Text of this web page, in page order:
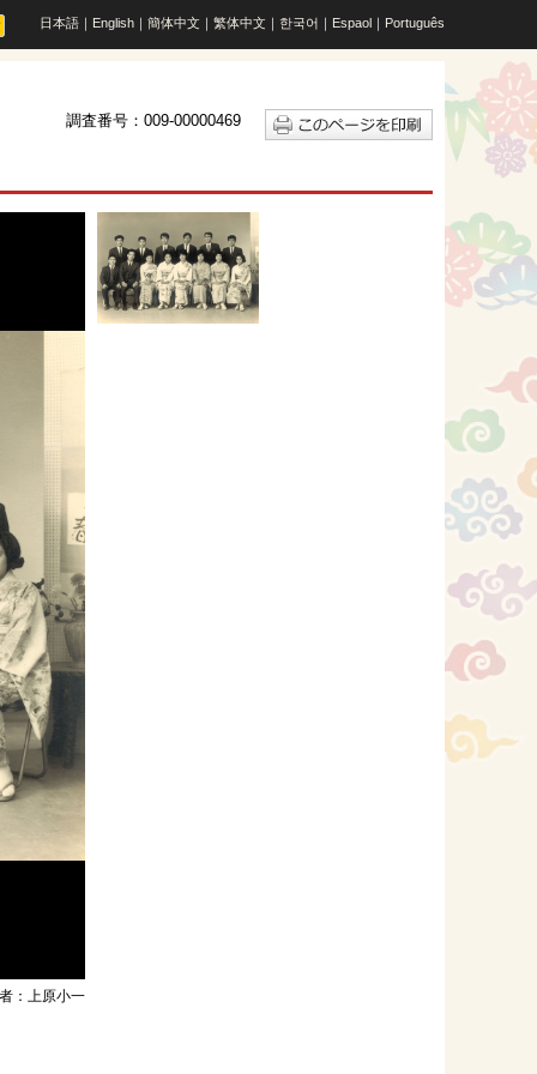
日本語 ｜ English ｜ 簡体中文 ｜ 繁体中文 ｜ 한국어 ｜ Espaol ｜ Português
調査番号：009-00000469
：上原小一